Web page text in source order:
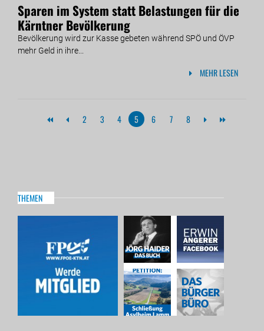
Sparen im System statt Belastungen für die
Kärntner Bevölkerung
Bevölkerung wird zur Kasse gebeten während SPÖ und ÖVP
mehr Geld in ihre...
MEHR LESEN
2 3 4 5 6 7 8
THEMEN